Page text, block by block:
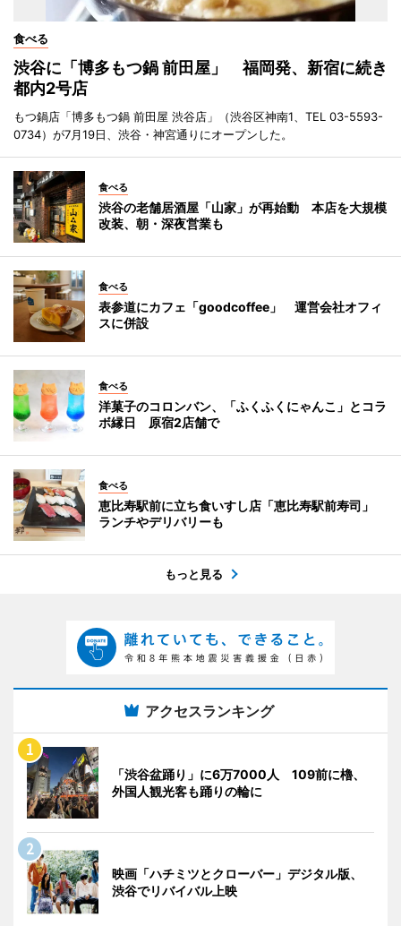
食べる
渋谷に「博多もつ鍋 前田屋」 福岡発、新宿に続き
都内2号店
もつ鍋店「博多もつ鍋 前田屋 渋谷店」（渋谷区神南1、TEL 03-5593-
0734）が7月19日、渋谷・神宮通りにオープンした。
食べる
渋谷の老舗居酒屋「山家」が再始動 本店を大規模
改装、朝・深夜営業も
食べる
表参道にカフェ「goodcoffee」 運営会社オフィ
スに併設
食べる
洋菓子のコロンバン、「ふくふくにゃんこ」とコラ
ボ縁日 原宿2店舗で
食べる
恵比寿駅前に立ち食いすし店「恵比寿駅前寿司」
ランチやデリバリーも
もっと見る
アクセスランキング
「渋谷盆踊り」に6万7000人 109前に櫓、
外国人観光客も踊りの輪に
映画「ハチミツとクローバー」デジタル版、
渋谷でリバイバル上映